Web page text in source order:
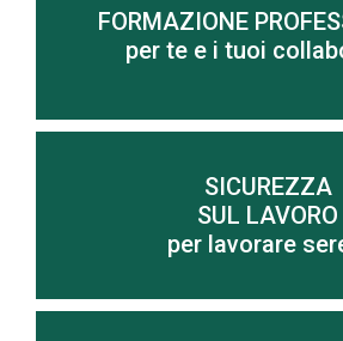
FORMAZIONE
per te e i tuoiScopri di più
SICUREZZA
SUL LAVORO
per lavorare
Scopri di più